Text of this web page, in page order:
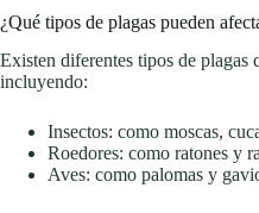
¿Qué tipos de plagas pueden
Existen diferentes tipos de plagas
incluyendo:
Insectos: como moscas,
Roedores: como ratones y
Aves: como palomas y